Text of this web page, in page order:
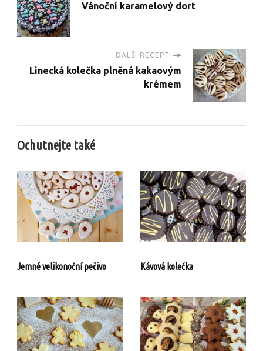
Vánoční karamelový dort
DALŠÍ RECEPT
Linecká kolečka plněná kakaovým
krémem
Ochutnejte také
Jemné velikonoční pečivo Kávová kolečka